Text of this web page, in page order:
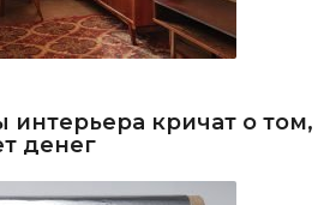
кричат о том,
денег